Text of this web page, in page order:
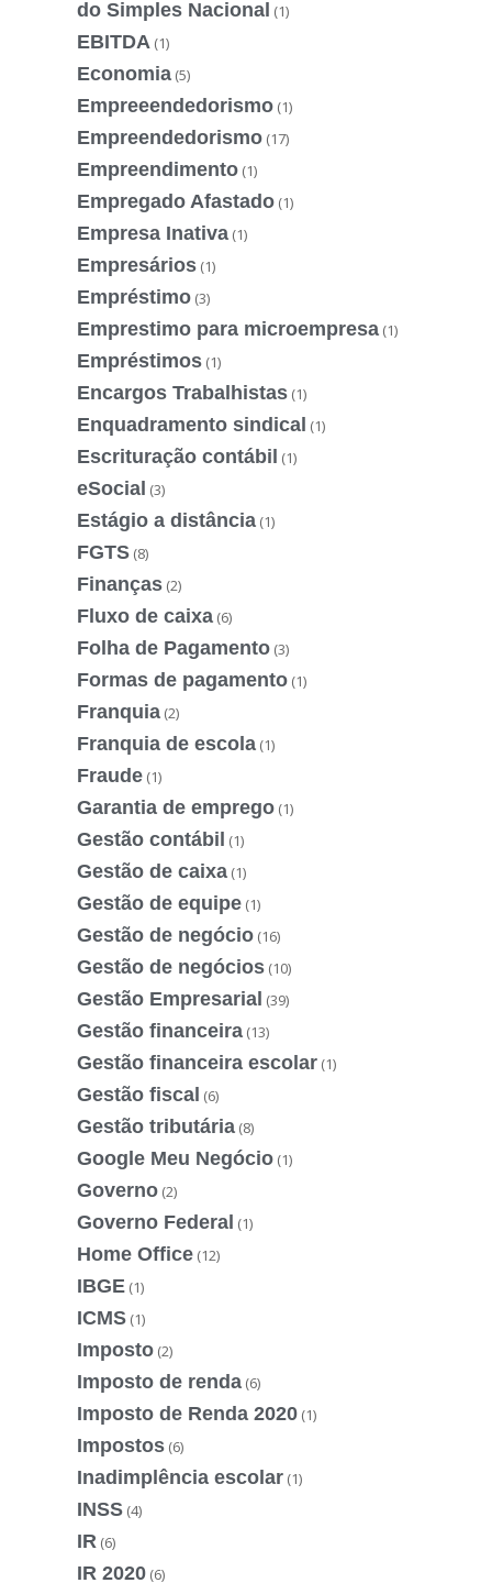
do Simples Nacional (1)
EBITDA (1)
Economia (5)
Empreeendedorismo (1)
Empreendedorismo (17)
Empreendimento (1)
Empregado Afastado (1)
Empresa Inativa (1)
Empresários (1)
Empréstimo (3)
Emprestimo para microempresa (1)
Empréstimos (1)
Encargos Trabalhistas (1)
Enquadramento sindical (1)
Escrituração contábil (1)
eSocial (3)
Estágio a distância (1)
FGTS (8)
Finanças (2)
Fluxo de caixa (6)
Folha de Pagamento (3)
Formas de pagamento (1)
Franquia (2)
Franquia de escola (1)
Fraude (1)
Garantia de emprego (1)
Gestão contábil (1)
Gestão de caixa (1)
Gestão de equipe (1)
Gestão de negócio (16)
Gestão de negócios (10)
Gestão Empresarial (39)
Gestão financeira (13)
Gestão financeira escolar (1)
Gestão fiscal (6)
Gestão tributária (8)
Google Meu Negócio (1)
Governo (2)
Governo Federal (1)
Home Office (12)
IBGE (1)
ICMS (1)
Imposto (2)
Imposto de renda (6)
Imposto de Renda 2020 (1)
Impostos (6)
Inadimplência escolar (1)
INSS (4)
IR (6)
IR 2020 (6)